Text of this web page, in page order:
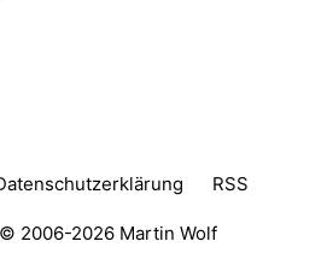
RSS
2006-2026 Martin Wolf